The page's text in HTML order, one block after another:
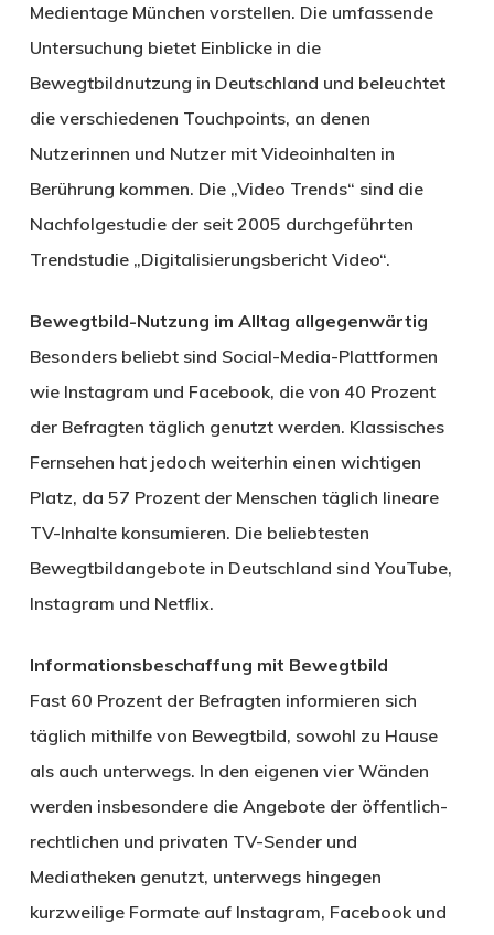
Medientage München vorstellen. Die umfassende
Untersuchung bietet Einblicke in die
Bewegtbildnutzung in Deutschland und beleuchtet
die verschiedenen Touchpoints, an denen
Nutzerinnen und Nutzer mit Videoinhalten in
Berührung kommen. Die „Video Trends“ sind die
Nachfolgestudie der seit 2005 durchgeführten
Trendstudie „Digitalisierungsbericht Video“.
Bewegtbild-Nutzung im Alltag allgegenwärtig
Besonders beliebt sind Social-Media-Plattformen
wie Instagram und Facebook, die von 40 Prozent
der Befragten täglich genutzt werden. Klassisches
Fernsehen hat jedoch weiterhin einen wichtigen
Platz, da 57 Prozent der Menschen täglich lineare
TV-Inhalte konsumieren. Die beliebtesten
Bewegtbildangebote in Deutschland sind YouTube,
Instagram und Netflix.
Informationsbeschaffung mit Bewegtbild
Fast 60 Prozent der Befragten informieren sich
täglich mithilfe von Bewegtbild, sowohl zu Hause
als auch unterwegs. In den eigenen vier Wänden
werden insbesondere die Angebote der öffentlich-
rechtlichen und privaten TV-Sender und
Mediatheken genutzt, unterwegs hingegen
kurzweilige Formate auf Instagram, Facebook und